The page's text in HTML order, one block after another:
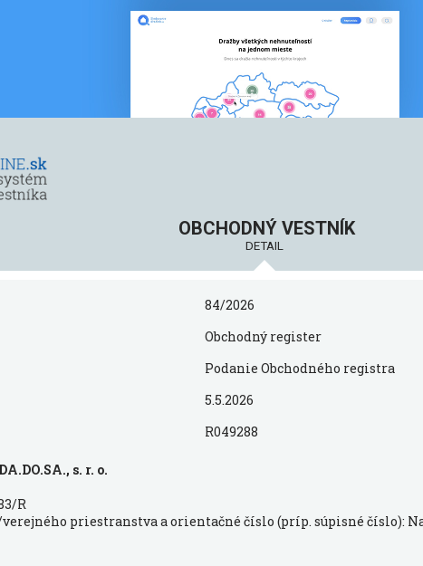
OBCHODNÝ VESTNÍK
DETAIL
84/2026
Obchodný register
Podanie Obchodného registra
5.5.2026
R049288
DA.DO.SA., s. r. o.
R
priestranstva a orientačné číslo (príp. súpisné číslo):